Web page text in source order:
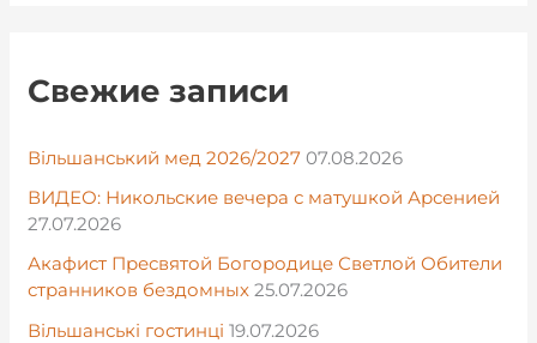
Свежие записи
Вільшанський мед 2026/2027 07.08.2026
ВИДЕО: Никольские вечера с матушкой Арсенией
27.07.2026
Акафист Пресвятой Богородице Светлой Обители
странников бездомных 25.07.2026
Вільшанські гостинці 19.07.2026